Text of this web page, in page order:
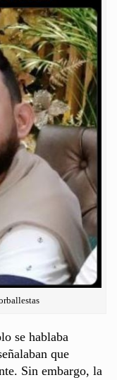
se hablaba
que
Sin embargo, la